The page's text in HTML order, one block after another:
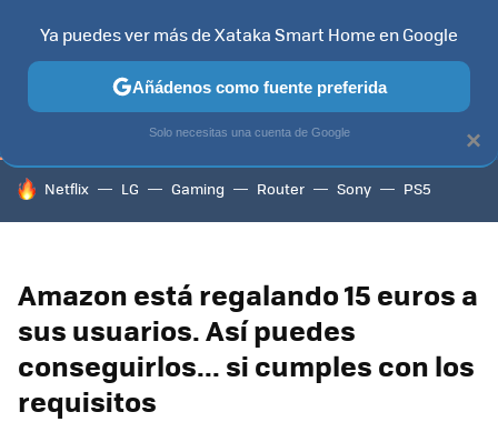
TELEVISORES CONTENIDOS SMART TV SELECCIÓN
HOY SE HABLA DE
Netflix LG Gaming Router Sony PS5
Amazon está regalando 15 euros a
sus usuarios. Así puedes
conseguirlos... si cumples con los
requisitos
×
Ya puedes ver más de Xataka Smart Home en Google
Añádenos como fuente preferida
Solo necesitas una cuenta de Google